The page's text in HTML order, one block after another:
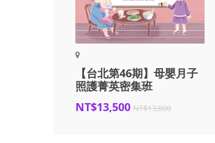
【台北第46期】母嬰月子
照護菁英密集班
NT$13,500 NT$13,800